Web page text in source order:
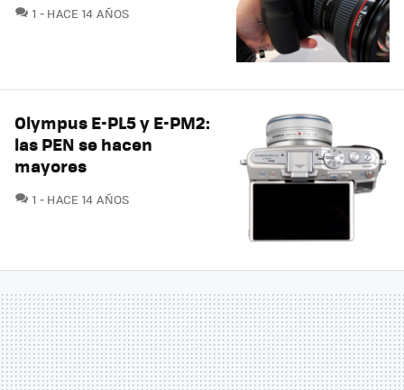
1 COMENTARIOS
HACE 14 AÑOS
Olympus E-PL5 y E-PM2:
las PEN se hacen
mayores
1 COMENTARIOS
HACE 14 AÑOS